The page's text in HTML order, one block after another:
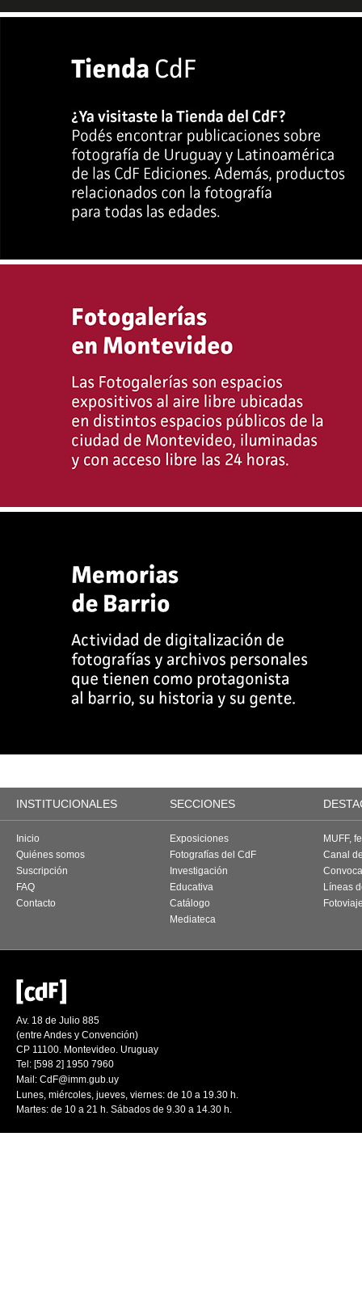
INSTITUCIONALES SECCIONES
Inicio
Quiénes somos
Suscripción
FAQ
Contacto
Exposiciones
Fotografías del CdF
Investigación
Educativa
Catálogo
Mediateca
MUFF,
Canal
Líneas
Av. 18 de Julio 885
(entre Andes y Convención)
CP 11100. Montevideo. Uruguay
Tel: [598 2] 1950 7960
Mail: CdF@imm.gub.uy
Lunes, miércoles, jueves, viernes: de 10 a 19.30 h.
Martes: de 10 a 21 h. Sábados de 9.30 a 14.30 h.